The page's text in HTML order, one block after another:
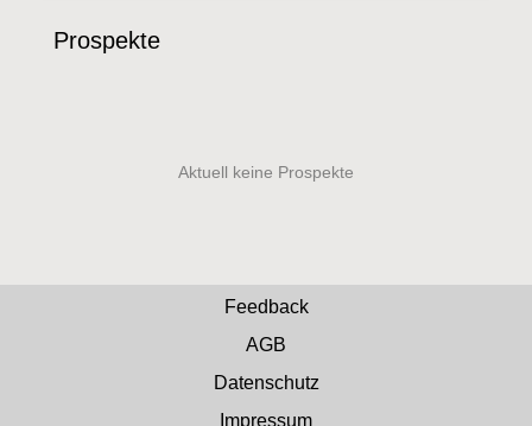
Prospekte
Feedback
AGB
Datenschutz
Impressum